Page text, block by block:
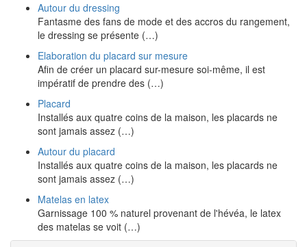
Autour du dressing
Fantasme des fans de mode et des accros du rangement,
le dressing se présente (…)
Elaboration du placard sur mesure
Afin de créer un placard sur-mesure soi-même, il est
impératif de prendre des (…)
Placard
Installés aux quatre coins de la maison, les placards ne
sont jamais assez (…)
Autour du placard
Installés aux quatre coins de la maison, les placards ne
sont jamais assez (…)
Matelas en latex
Garnissage 100 % naturel provenant de l'hévéa, le latex
des matelas se voit (…)